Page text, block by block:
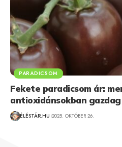
PARADICSOM
Fekete paradicsom ár:
antioxidánsokban
ÉLÉSTÁR.HU 2025. OKTÓBER 26.